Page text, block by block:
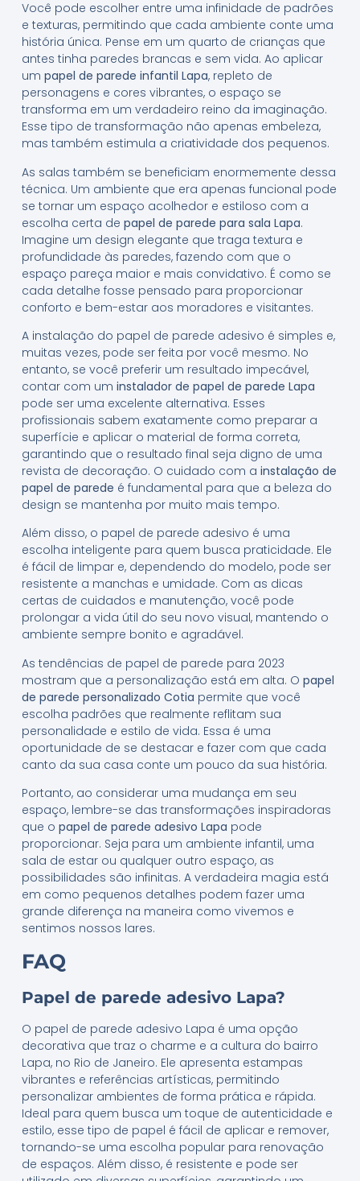
Você pode escolher entre uma infinidade de padrões
e texturas, permitindo que cada ambiente conte uma
história única. Pense em um quarto de crianças que
antes tinha paredes brancas e sem vida. Ao aplicar
um papel de parede infantil Lapa, repleto de
personagens e cores vibrantes, o espaço se
transforma em um verdadeiro reino da imaginação.
Esse tipo de transformação não apenas embeleza,
mas também estimula a criatividade dos pequenos.
As salas também se beneficiam enormemente dessa
técnica. Um ambiente que era apenas funcional pode
se tornar um espaço acolhedor e estiloso com a
escolha certa de papel de parede para sala Lapa.
Imagine um design elegante que traga textura e
profundidade às paredes, fazendo com que o
espaço pareça maior e mais convidativo. É como se
cada detalhe fosse pensado para proporcionar
conforto e bem-estar aos moradores e visitantes.
A instalação do papel de parede adesivo é simples e,
muitas vezes, pode ser feita por você mesmo. No
entanto, se você preferir um resultado impecável,
contar com um instalador de papel de parede Lapa
pode ser uma excelente alternativa. Esses
profissionais sabem exatamente como preparar a
superfície e aplicar o material de forma correta,
garantindo que o resultado final seja digno de uma
revista de decoração. O cuidado com a instalação de
papel de parede é fundamental para que a beleza do
design se mantenha por muito mais tempo.
Além disso, o papel de parede adesivo é uma
escolha inteligente para quem busca praticidade. Ele
é fácil de limpar e, dependendo do modelo, pode ser
resistente a manchas e umidade. Com as dicas
certas de cuidados e manutenção, você pode
prolongar a vida útil do seu novo visual, mantendo o
ambiente sempre bonito e agradável.
As tendências de papel de parede para 2023
mostram que a personalização está em alta. O papel
de parede personalizado Cotia permite que você
escolha padrões que realmente reflitam sua
personalidade e estilo de vida. Essa é uma
oportunidade de se destacar e fazer com que cada
canto da sua casa conte um pouco da sua história.
Portanto, ao considerar uma mudança em seu
espaço, lembre-se das transformações inspiradoras
que o papel de parede adesivo Lapa pode
proporcionar. Seja para um ambiente infantil, uma
sala de estar ou qualquer outro espaço, as
possibilidades são infinitas. A verdadeira magia está
em como pequenos detalhes podem fazer uma
grande diferença na maneira como vivemos e
sentimos nossos lares.
FAQ
Papel de parede adesivo Lapa?
O papel de parede adesivo Lapa é uma opção
decorativa que traz o charme e a cultura do bairro
Lapa, no Rio de Janeiro. Ele apresenta estampas
vibrantes e referências artísticas, permitindo
personalizar ambientes de forma prática e rápida.
Ideal para quem busca um toque de autenticidade e
estilo, esse tipo de papel é fácil de aplicar e remover,
tornando-se uma escolha popular para renovação
de espaços. Além disso, é resistente e pode ser